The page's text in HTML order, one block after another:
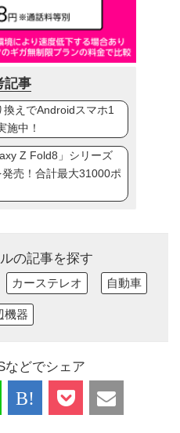
記事
えでAndroidスマホ1
施中！
Z Fold8」シリーズ
売！合計最大31000ポ
の記事を探す
カーステレオ 自動車
機器
などでシェア